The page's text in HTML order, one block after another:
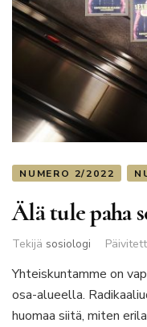
NUMERO 2/2022
Älä tule paha
Tekijä sosiologi
Yhteiskuntamme on
osa-alueella.
huomaa siitä, miten